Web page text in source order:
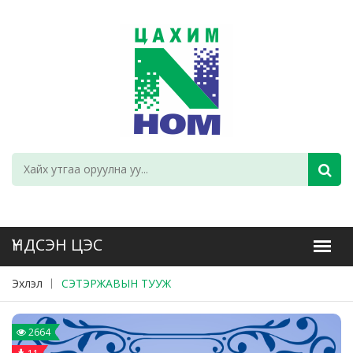
Эхлэл СЭТЭРЖАВЫН ТУУЖ
2664